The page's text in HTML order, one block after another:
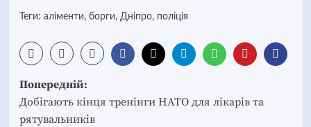
Теги: аліменти, борги, Дніпро, поліція
Post
navigation
Попередній:
Добігають кінця тренінги НАТО для лікарів та
рятувальників